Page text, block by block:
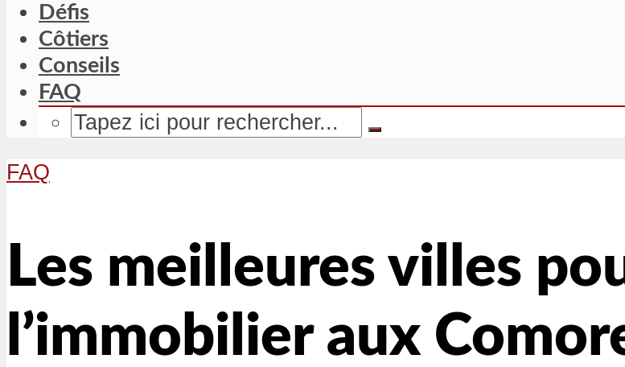
Défis
Côtiers
Conseils
FAQ
FAQ
Les meilleures villes
l’immobilier aux